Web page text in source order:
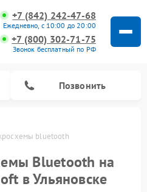
+7 (842) 242-47-68
Ежедневно, с 10:00 до 20:00
+7 (800) 302-71-75
Звонок бесплатный по РФ
Позвонить
bluetooth
Bluetooth на
в Ульяновске